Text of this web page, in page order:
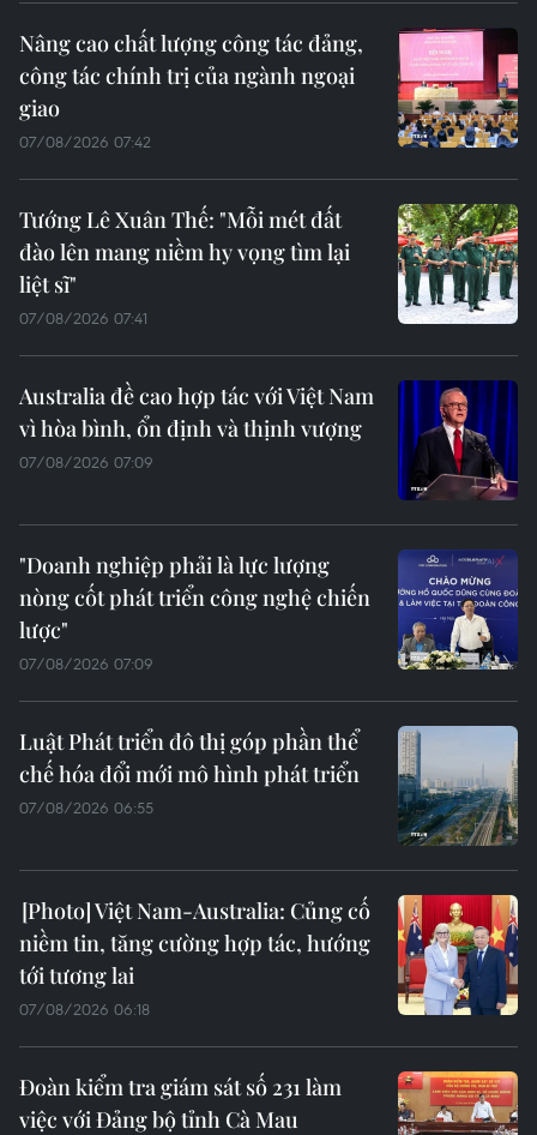
Nâng cao chất lượng công tác đảng,
công tác chính trị của ngành ngoại
giao
07/08/2026 07:42
Tướng Lê Xuân Thế: "Mỗi mét đất
đào lên mang niềm hy vọng tìm lại
liệt sĩ"
07/08/2026 07:41
Australia đề cao hợp tác với Việt Nam
vì hòa bình, ổn định và thịnh vượng
07/08/2026 07:09
"Doanh nghiệp phải là lực lượng
nòng cốt phát triển công nghệ chiến
lược"
07/08/2026 07:09
Luật Phát triển đô thị góp phần thể
chế hóa đổi mới mô hình phát triển
07/08/2026 06:55
Việt Nam-Australia: Củng cố
niềm tin, tăng cường hợp tác, hướng
tới tương lai
07/08/2026 06:18
Đoàn kiểm tra giám sát số 231 làm
việc với Đảng bộ tỉnh Cà Mau